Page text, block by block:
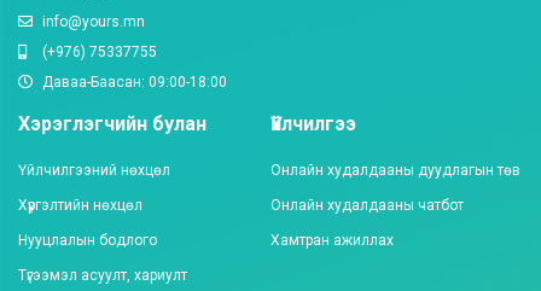
info@yours.mn
(+976) 75337755
Даваа-Баасан: 09:00-18:00
Хэрэглэгчийн булан
Үйлчилгээний нөхцөл
Хүргэлтийн нөхцөл
Нууцлалын бодлого
Түгээмэл асуулт, хариулт
Үйлчилгээ
Онлайн худалдааны дуудлагын төв
Онлайн худалдааны чатбот
Хамтран ажиллах